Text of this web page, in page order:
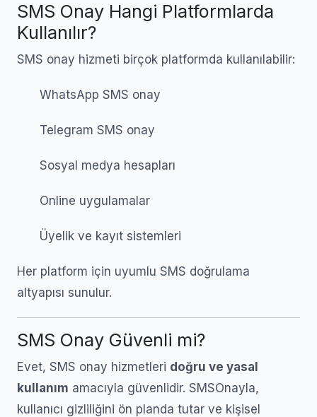
SMS Onay Hangi Platformlarda
Kullanılır?
SMS onay hizmeti birçok platformda kullanılabilir:
WhatsApp SMS onay
Telegram SMS onay
Sosyal medya hesapları
Online uygulamalar
Üyelik ve kayıt sistemleri
Her platform için uyumlu SMS doğrulama
altyapısı sunulur.
SMS Onay Güvenli mi?
Evet, SMS onay hizmetleri doğru ve yasal
kullanım amacıyla güvenlidir. SMSOnayla,
kullanıcı gizliliğini ön planda tutar ve kişisel